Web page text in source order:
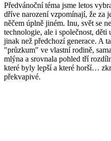
Předvánoční téma jsme letos
dříve narození vzpomínají, že za
něčem úplně jiném. Inu, svět se
technologie, ale i společnost,
jinak než předchozí generace. A
"průzkum" ve vlastní rodině,
mlýna a srovnala pohled tří
které byly lepší a které horší…
překvapivé.